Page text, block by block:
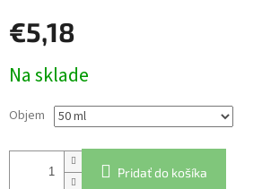
€5,18
cena:
Na sklade
Objem
Pridať do košíka